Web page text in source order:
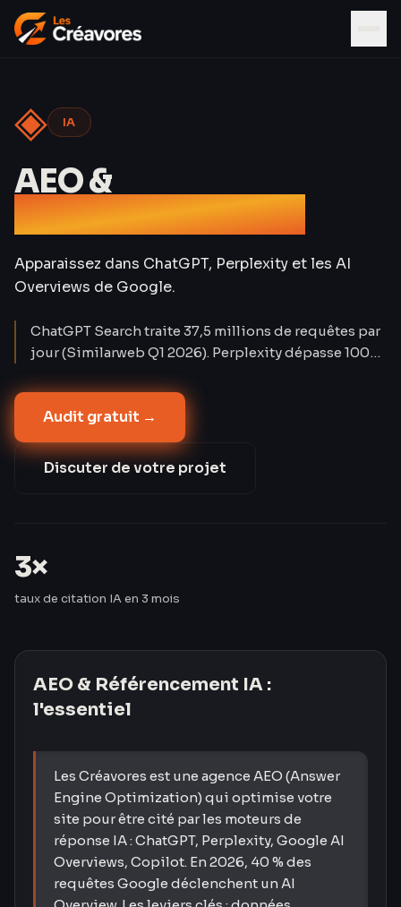
◈ IA
AEO &
Référencement IA
Apparaissez dans ChatGPT, Perplexity et les AI
Overviews de Google.
ChatGPT Search traite 37,5 millions de requêtes par
jour (Similarweb Q1 2026). Perplexity dépasse 100
classique baisse de 15 à 25 % sur les requêtes
informationnelles. Les Créavores ont triplé le taux de
citation IA de leurs clients en 3 mois — passant de 8
% à 24 %.
Audit gratuit →
Discuter de votre projet
3×
taux de citation IA en 3 mois
AEO & Référencement IA :
l'essentiel
Les Créavores est une agence AEO (Answer
Engine Optimization) qui optimise votre
site pour être cité par les moteurs de
réponse IA : ChatGPT, Perplexity, Google AI
Overviews, Copilot. En 2026, 40 % des
requêtes Google déclenchent un AI